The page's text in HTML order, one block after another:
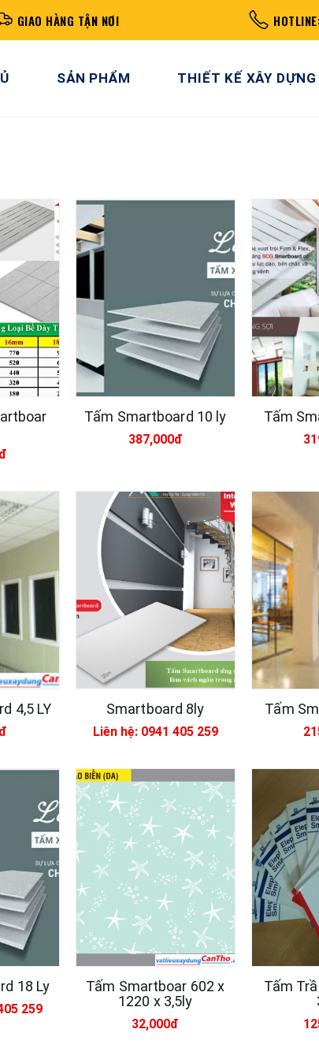
GIAO HÀNG TẬN NƠI
SẢN PHẨM THIẾT KẾ XÂY DỰNG
Tấm Smartboard 10 ly
387,000đ
Tấm
4,5 LY Smartboard 8ly
Liên hệ: 0941 405 259
Tấm
18 Ly
259
Tấm Smartboar 602 x
1220 x 3,5ly
32,000đ
Tấm